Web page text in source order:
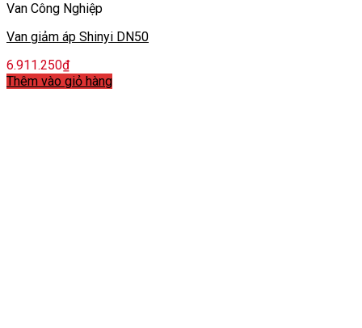
Van Công Nghiệp
Van giảm áp Shinyi DN50
6.911.250₫
Thêm vào giỏ hàng